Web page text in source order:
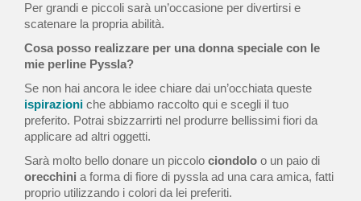
Per grandi e piccoli sarà un’occasione per divertirsi e
scatenare la propria abilità.
Cosa posso realizzare per una donna speciale con le
mie perline Pyssla?
Se non hai ancora le idee chiare dai un’occhiata queste
ispirazioni che abbiamo raccolto qui e scegli il tuo
preferito. Potrai sbizzarrirti nel produrre bellissimi fiori da
applicare ad altri oggetti.
Sarà molto bello donare un piccolo ciondolo o un paio di
orecchini a forma di fiore di pyssla ad una cara amica, fatti
proprio utilizzando i colori da lei preferiti.